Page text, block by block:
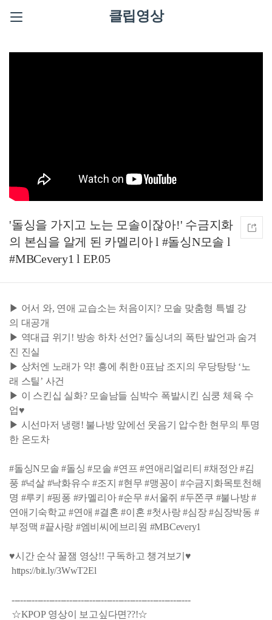
클립영상
'돌싱을 가지고 노는 모솔이잖아!' 수금지화
의 본심을 알게 된 카멜리아 l #돌싱N모솔 l
#MBCevery1 l EP.05
▶ 어서 와, 연애 교습소는 처음이지? 모솔 맞춤형 특별 강
의 대공개
▶ 역대급 위기! 방송 하차 선언? 돌싱녀의 폭탄 발언과 숨겨
진 진실
▶ 상처엔 노래가 약! 흥에 취한 0표남 조지의 우당탕탕 ‘노
래 스틸’ 사건
▶ 이 스킨십 실화? 모솔남들 심박수 폭발시킨 심쿵 체육 수
업♥
▶ 시선마저 냉랭! 불나방 앞에선 웃음기 압수한 현무의 투명
한 온도차
#돌싱N모솔 #돌싱 #모솔 #연프 #연애리얼리티 #채정안 #김
풍 #넉살 #낙화유수 #조지 #현무 #맹꽁이 #수금지화목토천해
명 #루키 #핑퐁 #카멜리아 #순무 #서울쥐 #두쫀쿠 #불나방 #
연애기숙학교 #연애 #결혼 #이혼 #첫사랑 #심장 #심장박동 #
부정맥 #끝사랑 #엠비씨에브리원 #MBCevery1
♥시간 순삭 꿀잼 영상!! 구독하고 챙겨보기♥
https://bit.ly/3WwT2El
--------------------------------------------------------------
☆KPOP 영상이 보고싶다면??!☆